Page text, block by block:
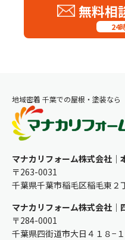
無料相
24
地域密着 千葉での屋根・塗装なら
マナカリフォーム株式会社｜
〒263-0031
千葉県千葉市稲毛区稲毛東２
マナカリフォーム株式会社｜
〒284-0001
千葉県四街道市大日４１８−